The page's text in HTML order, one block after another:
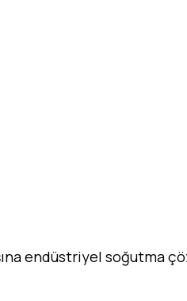
endüstriyel soğutma